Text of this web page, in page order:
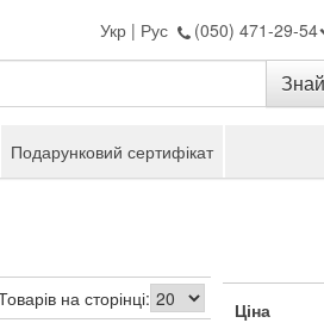
Укр | Рус (050) 471-29-54
Подарунковий сертифікат
на сторінці: Ціна